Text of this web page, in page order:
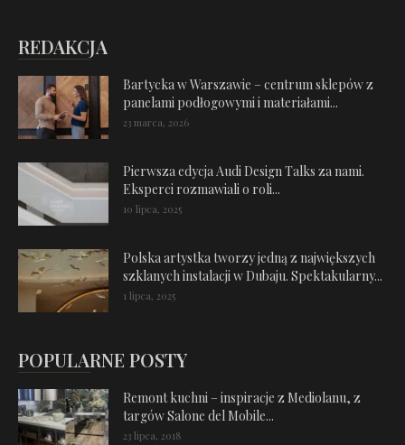
REDAKCJA
Bartycka w Warszawie – centrum sklepów z
panelami podłogowymi i materiałami...
23 marca, 2026
Pierwsza edycja Audi Design Talks za nami.
Eksperci rozmawiali o roli...
10 lipca, 2025
Polska artystka tworzy jedną z największych
szklanych instalacji w Dubaju. Spektakularny...
1 lipca, 2025
POPULARNE POSTY
Remont kuchni – inspiracje z Mediolanu, z
targów Salone del Mobile...
23 lipca, 2018